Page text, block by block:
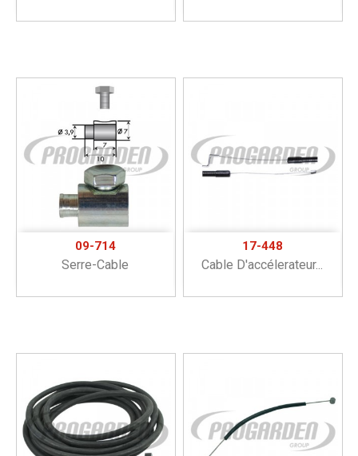
09-714
Serre-Cable
17-448
Cable D'accélerateur...